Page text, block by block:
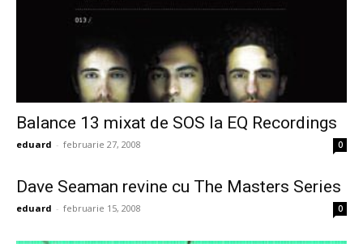
Balance 13 mixat de SOS la EQ Recordings
eduard - februarie 27, 2008 0
Dave Seaman revine cu The Masters Series
eduard - februarie 15, 2008 0